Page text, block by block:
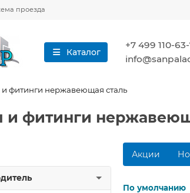
проезда
Каталог
+7 499 110-
фитинги нержавеющая сталь
и фитинги
Акции
По умолчанию